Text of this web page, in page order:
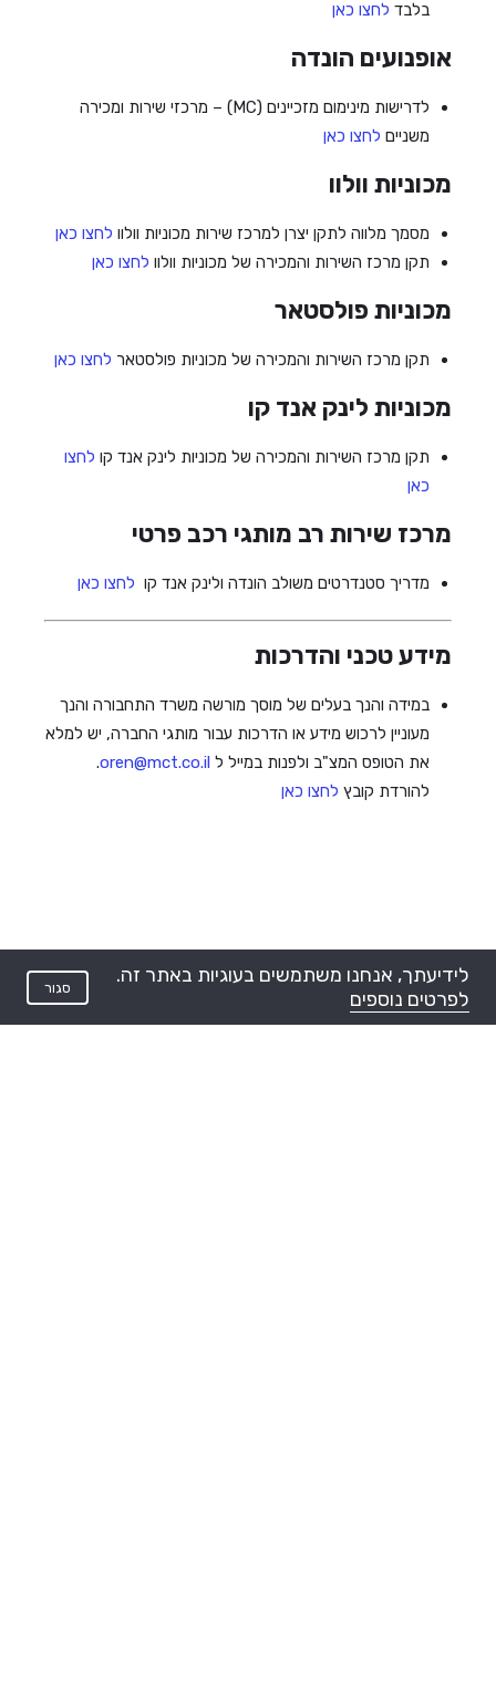
בלבד לחצו כאן
אופנועים הונדה
לדרישות מינימום מזכיינים (MC) – מרכזי שירות ומכירה
משניים לחצו כאן
מכוניות וולוו
מסמך מלווה לתקן יצרן למרכז שירות מכוניות וולוו לחצו כאן
תקן מרכז השירות והמכירה של מכוניות וולוו לחצו כאן
מכוניות פולסטאר
תקן מרכז השירות והמכירה של מכוניות פולסטאר לחצו כאן
מכוניות לינק אנד קו
תקן מרכז השירות והמכירה של מכוניות לינק אנד קו לחצו
כאן
מרכז שירות רב מותגי רכב פרטי
מדריך סטנדרטים משולב הונדה ולינק אנד קו לחצו כאן
מידע טכני והדרכות
במידה והנך בעלים של מוסך מורשה משרד התחבורה והנך
מעוניין לרכוש מידע או הדרכות עבור מותגי החברה, יש למלא
את הטופס המצ"ב ולפנות במייל ל oren@mct.co.il
.
להורדת קובץ לחצו כאן
לידיעתך, אנחנו משתמשים בעוגיות באתר זה.
לפרטים נוספים
סגור